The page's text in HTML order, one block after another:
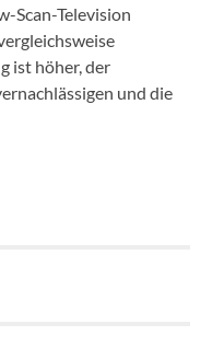
Scan-Television
ist höher, der
und die